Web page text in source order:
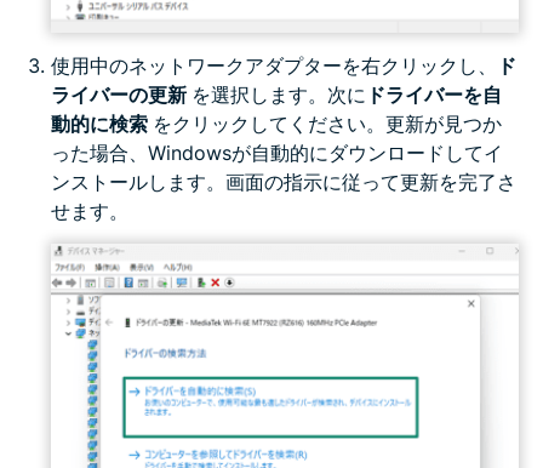
使用中のネットワークアダプターを右クリックし、
ド
ライバーの更新 を選択します。次に ドライバーを自
動的に検索 をクリックしてください。更新が見つか
った場合、Windowsが自動的にダウンロードしてイ
ンストールします。画面の指示に従って更新を完了さ
せます。